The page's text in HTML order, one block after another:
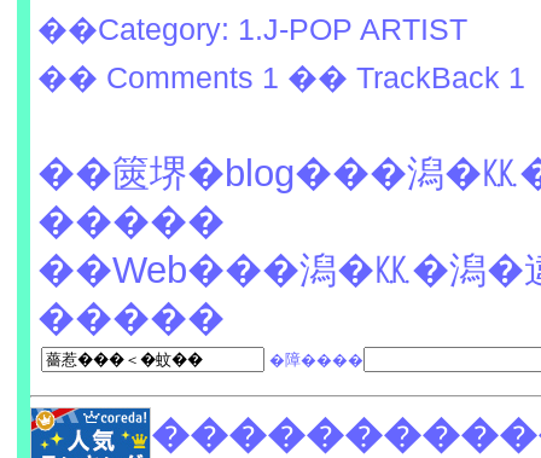
��Category: 1.J-POP ARTIST
�� Comments 1 �� TrackBack 1
��篋堺�blog���潟�㏍
�����
��Web���潟�㏍�潟�
�����
�障����